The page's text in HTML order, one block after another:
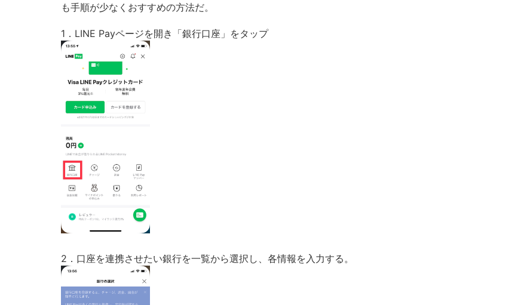
も手順が少なくおすすめの方法だ。
1．LINE Payページを開き「銀行口座」をタップ
2．口座を連携させたい銀行を一覧から選択し、各情報を入力する。